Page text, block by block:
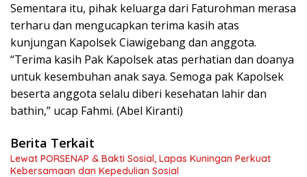
Sementara itu, pihak keluarga dari Faturohman merasa
terharu dan mengucapkan terima kasih atas
kunjungan Kapolsek Ciawigebang dan anggota.
“Terima kasih Pak Kapolsek atas perhatian dan doanya
untuk kesembuhan anak saya. Semoga pak Kapolsek
beserta anggota selalu diberi kesehatan lahir dan
bathin,” ucap Fahmi. (Abel Kiranti)
Berita Terkait
Lewat PORSENAP & Bakti Sosial, Lapas Kuningan Perkuat
Kebersamaan dan Kepedulian Sosial